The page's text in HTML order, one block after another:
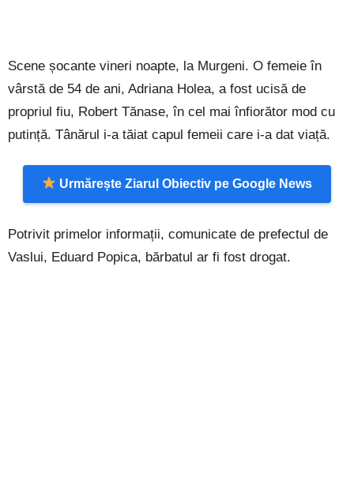
Scene șocante vineri noapte, la Murgeni. O femeie în
vârstă de 54 de ani, Adriana Holea, a fost ucisă de
propriul fiu, Robert Tănase, în cel mai înfiorător mod cu
putință. Tânărul i-a tăiat capul femeii care i-a dat viață.
Urmărește Ziarul Obiectiv pe Google News
Potrivit primelor informații, comunicate de prefectul de
Vaslui, Eduard Popica, bărbatul ar fi fost drogat.